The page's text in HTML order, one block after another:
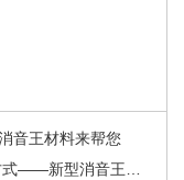
音王材料来帮您
下一篇：检查井井盖跳响的弊端及处理方式——新型消音王材料的解决方案